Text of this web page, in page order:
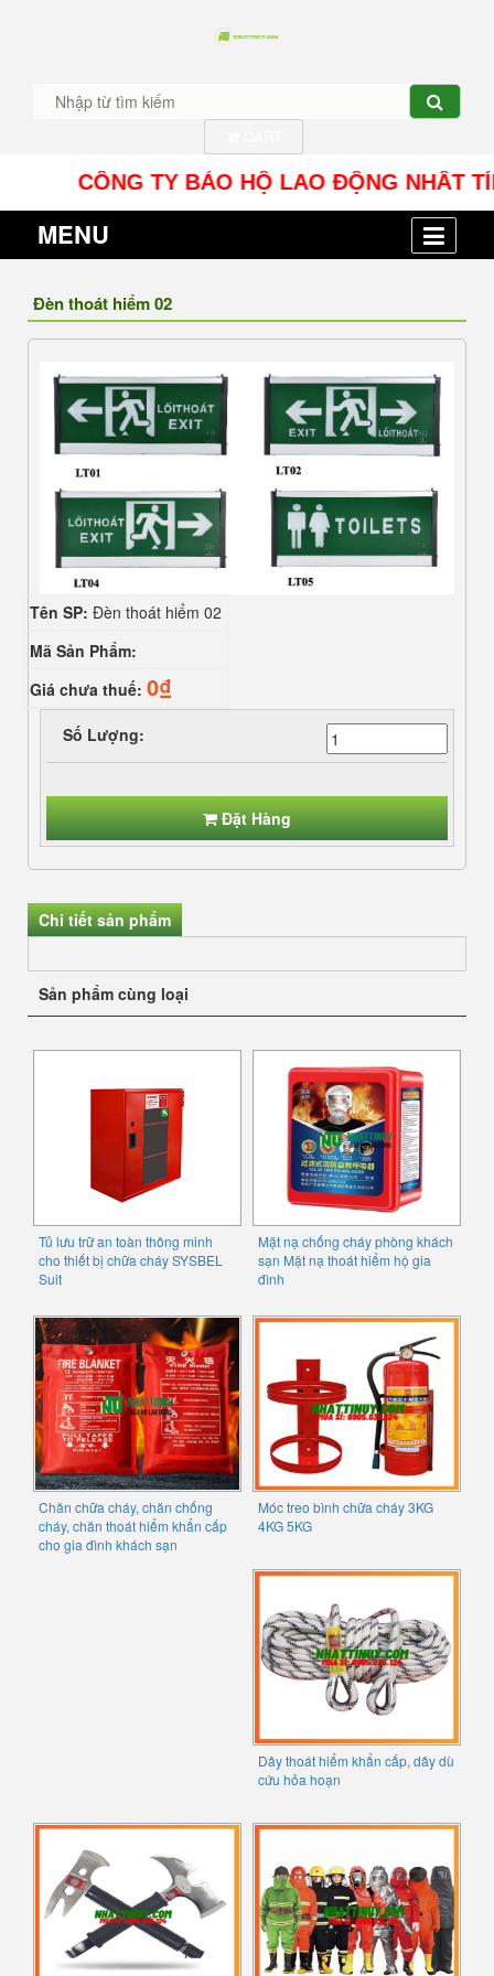
CÔNG TY BẢO HỘ LAO ĐỘNG NHÂT
MENU
Đèn thoát hiểm 02
Tên SP: Đèn thoát hiểm 02
Mã Sản Phẩm:
Giá chưa thuế: 0₫
Số Lượng:
Đặt Hàng
Chi tiết sản phẩm
Sản phẩm cùng loại
Tủ lưu trữ an toàn thông minh
cho thiết bị chữa cháy SYSBEL
Suit
Mặt nạ chống cháy phòng khách
sạn Mặt nạ thoát hiểm hộ gia
đình
Chăn chữa cháy, chăn chống
cháy, chăn thoát hiểm khẩn cấp
cho gia đình khách sạn
Móc treo bình chữa cháy 3KG
4KG 5KG
Dây thoát hiểm khẩn cấp, dây dù
cứu hỏa hoạn